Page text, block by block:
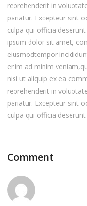
reprehenderit in
pariatur. Excepteur sint
culpa qui officia
ipsum dolor sit amet,
eiusmodtempor
enim ad minim
nisi ut aliquip ex ea
reprehenderit in
pariatur. Excepteur sint
culpa qui officia
Comment